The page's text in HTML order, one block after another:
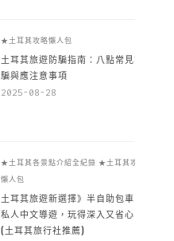
★土耳其攻略懶人包
土耳其旅遊防騙指南：八點常見詐
騙與應注意事項
2025-08-28
★土耳其各景點介紹全紀錄 ★土耳其攻略
懶人包
土耳其旅遊新選擇》半自助包車 +
私人中文導遊，玩得深入又省心
(土耳其旅行社推薦)